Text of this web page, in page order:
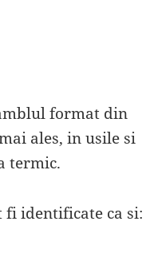
format din
ales, in usile si
termic.
fi identificate ca si: